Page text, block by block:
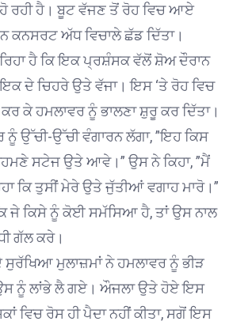
ਰਹੀ ਹੈ। ਬੂਟ ਵੱਜਣ ਤੋਂ ਰੋਹ ਵਿਚ ਆਏ
ਅੱਧ ਵਿਚਾਲੇ ਛੱਡ ਦਿੱਤਾ।
ਰਿਹਾ ਹੈ ਕਿ ਇਕ ਪ੍ਰਸ਼ੰਸਕ ਵੱਲੋਂ ਸ਼ੋਅ ਦੌਰਾਨ
ਦੇ ਚਿਹਰੇ ਉਤੇ ਵੱਜਾ। ਇਸ ‘ਤੇ ਰੋਹ ਵਿਚ
ਕੇ ਹਮਲਾਵਰ ਨੂੰ ਭਾਲਣਾ ਸ਼ੁਰੂ ਕਰ ਦਿੱਤਾ।
ਨੂੰ ਉੱਚੀ-ਉੱਚੀ ਵੰਗਾਰਨ ਲੱਗਾ, ”ਇਹ ਕਿਸ
ਸਟੇਜ ਉਤੇ ਆਵੇ।” ਉਸ ਨੇ ਕਿਹਾ, ”ਮੈਂ
ਕਿ ਤੁਸੀਂ ਮੇਰੇ ਉਤੇ ਜੁੱਤੀਆਂ ਵਗਾਹ ਮਾਰੋ।”
ਜੇ ਕਿਸੇ ਨੂੰ ਕੋਈ ਸਮੱਸਿਆ ਹੈ, ਤਾਂ ਉਸ ਨਾਲ
ਗੱਲ ਕਰੇ।
ਮੁਲਾਜ਼ਮਾਂ ਨੇ ਹਮਲਾਵਰ ਨੂੰ ਭੀੜ
ਨੂੰ ਲਾਂਭੇ ਲੈ ਗਏ। ਔਜਲਾ ਉਤੇ ਹੋਏ ਇਸ
ਵਿਚ ਰੋਸ ਹੀ ਪੈਦਾ ਨਹੀਂ ਕੀਤਾ, ਸਗੋਂ ਇਸ